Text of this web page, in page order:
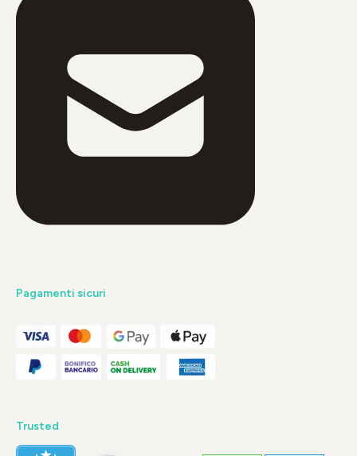
Pagamenti sicuri
Trusted